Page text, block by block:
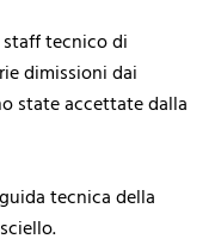
staff tecnico di
dimissioni dai
state accettate dalla
tecnica della